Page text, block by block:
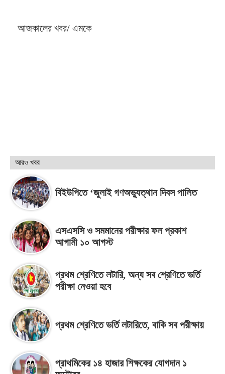
আজকালের খবর/ এমকে
আরও খবর
বিইউপিতে ‘জুলাই গণঅভ্যুত্থান দিবস পালিত
এসএসসি ও সমমানের পরীক্ষার ফল প্রকাশ
আগামী ১০ আগস্ট
প্রথম শ্রেণিতে লটারি, অন্য সব শ্রেণিতে ভর্তি
পরীক্ষা নেওয়া হবে
প্রথম শ্রেণিতে ভর্তি লটারিতে, বাকি সব পরীক্ষায়
প্রাথমিকের ১৪ হাজার শিক্ষকের যোগদান ১